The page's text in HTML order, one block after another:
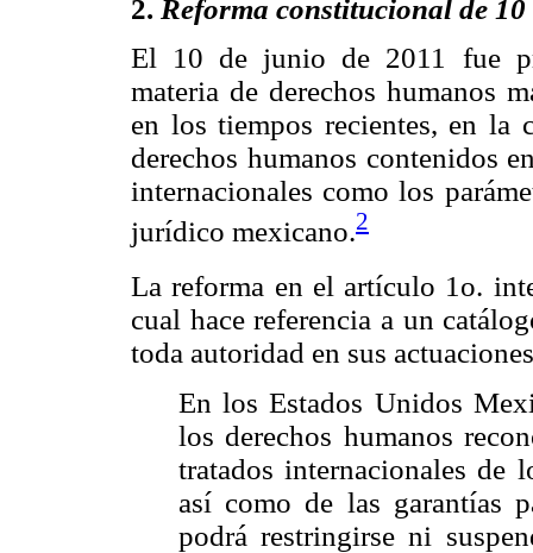
2. Reforma constitucional de
El 10 de junio de 2011 fue
materia de derechos humanos
en los tiempos recientes, en la
derechos humanos contenidos
internacionales como los
jurídico mexicano.2
La reforma en el artículo 1o.
cual hace referencia a un
toda autoridad en sus
En los Estados Unidos
los derechos humanos
tratados internacionales de
así como de las garantías
podrá restringirse ni